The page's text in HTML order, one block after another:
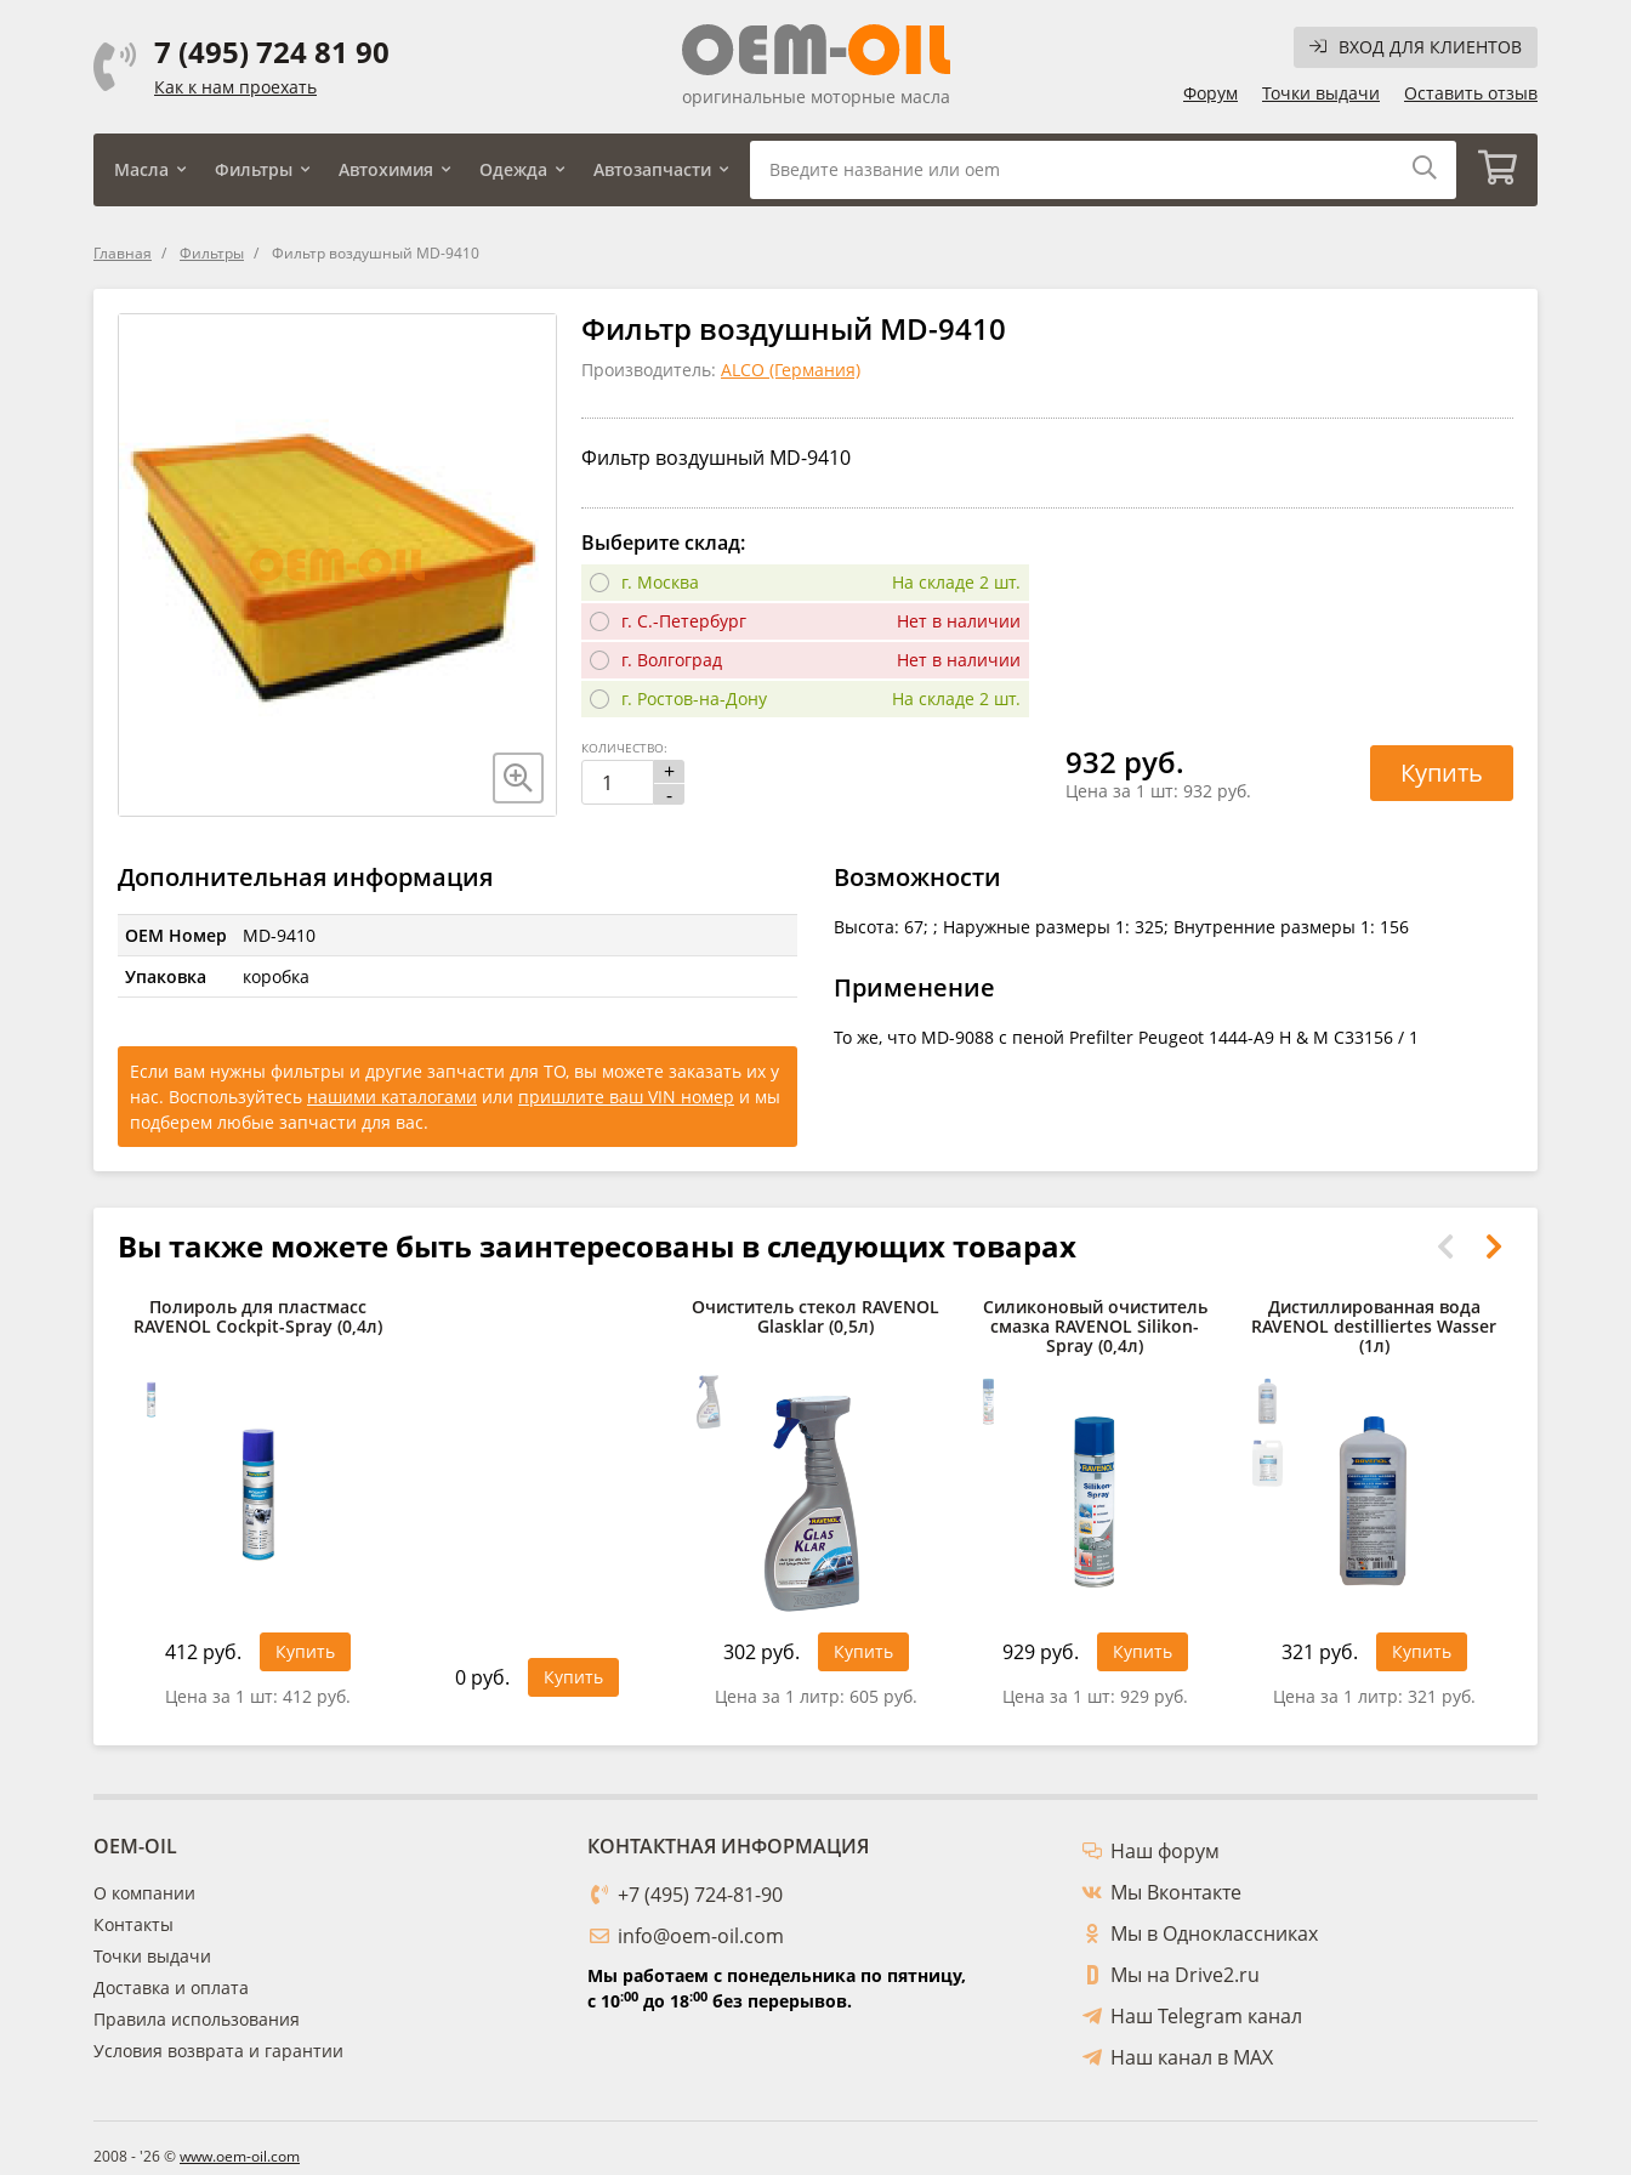
7 (495) 724 81 90
Как к нам проехать
ВХОД ДЛЯ КЛИЕНТОВ
Форум
Точки выдачи Оставить отзыв
оригинальные моторные масла
Масла Фильтры Автохимия Одежда Автозапчасти
Главная Фильтры Фильтр воздушный MD-9410
Фильтр воздушный MD-9410
Производитель: ALCO (Германия)
Фильтр воздушный MD-9410
Выберите склад:
г. Москва
На складе 2 шт.
г. С.-Петербург
Нет в наличии
г. Волгоград
Нет в наличии
г. Ростов-на-Дону
На складе 2 шт.
932 руб.
Цена за 1 шт: 932 руб.
+
-
КОЛИЧЕСТВО:
Купить
Дополнительная информация
OEM Номер
MD-9410
Упаковка
коробка
Если вам нужны фильтры и другие запчасти для ТО, вы можете заказать их у
нас. Воспользуйтесь нашими каталогами или пришлите ваш VIN номер и мы
подберем любые запчасти для вас.
Возможности
Высота: 67; ; Наружные размеры 1: 325; Внутренние размеры 1: 156
Применение
То же, что MD-9088 с пеной Prefilter Peugeot 1444-A9 H & M C33156 / 1
Вы также можете быть заинтересованы в следующих товарах
Полироль для пластмасс
RAVENOL Cockpit-Spray (0,4л)
412 руб.
Купить
Цена за 1 шт: 412 руб.
0 руб. Купить
Очиститель стекол RAVENOL
Glasklar (0,5л)
302 руб.
Купить
Цена за 1 литр: 605 руб.
Силиконовый очиститель
смазка RAVENOL Silikon-
Spray (0,4л)
929 руб.
Купить
Цена за 1 шт: 929 руб.
Дистиллированная вода
RAVENOL destilliertes Wasser
(1л)
321 руб.
Купить
Цена за 1 литр: 321 руб.
OEM-OIL
О компании
Контакты
Точки выдачи
Доставка и оплата
Правила использования
Условия возврата и гарантии
КОНТАКТНАЯ ИНФОРМАЦИЯ
+7 (495) 724-81-90
info@oem-oil.com
Мы работаем с понедельника по пятницу,
с 10:00до 18:00без перерывов.
Наш форум
Мы Вконтакте
Мы в Одноклассниках
Мы на Drive2.ru
Наш Telegram канал
Наш канал в MAX
2008 - '26 ©www.oem-oil.com